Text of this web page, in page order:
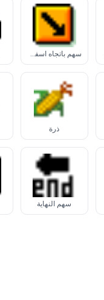
سهم باتجاه أسفل-يمين
ذرة
سهم النهاية